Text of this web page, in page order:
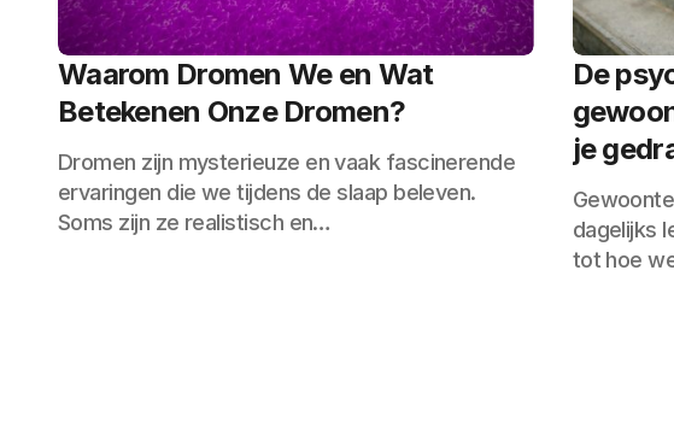
Waarom Dromen We en Wat
Betekenen Onze Dromen?
Dromen zijn mysterieuze en vaak fascinerende
ervaringen die we tijdens de slaap beleven.
Soms zijn ze realistisch en…
De
je
dagelijks
tot hoe